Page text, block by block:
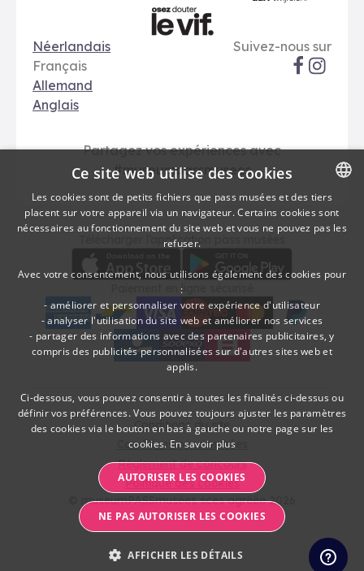
Nostalgie
Options de langue
Néerlandais
Français
Allemand
Anglais
Réseaux
Suivez-nous sur
Partagez vos expériences avec
#museumpassmusees
Télécharger
Télécharger l’application pass musées
Moyens de
Paiement en ligne sécurisé
American Express
bancontact
visa
Edenred
mc
paypal
kbc
Sodexo Cultuurcheques
belfius
© museumPASSmusées sces agréée 2026
Conditions du site
Conditions pass musées
Règlement de concours
Politique des cookies
DUTCH
Ce site web utilise des cookies
Les cookies sont de petits fichiers que pass musées et des tiers
placent sur votre appareil via un navigateur. Certains cookies sont
nécessaires au fonctionnement du site web et vous ne pouvez pas les
refuser.
Avec votre consentement, nous utilisons également des cookies pour
:
- améliorer et personnaliser votre expérience d'utilisateur
- analyser l'utilisation du site web et améliorer nos services
- partager des informations avec des partenaires publicitaires, y
compris des publicités personnalisées sur d'autres sites web et
applis.
Ci-dessous, vous pouvez consentir à toutes les finalités ci-dessus ou
définir vos préférences. Vous pouvez toujours ajuster les paramètres
des cookies via le bouton en bas à gauche ou notre page sur les
cookies. En savoir plus
AUTORISER LES COOKIES
NE PAS AUTORISER LES COOKIES
AFFICHER LES DÉTAILS